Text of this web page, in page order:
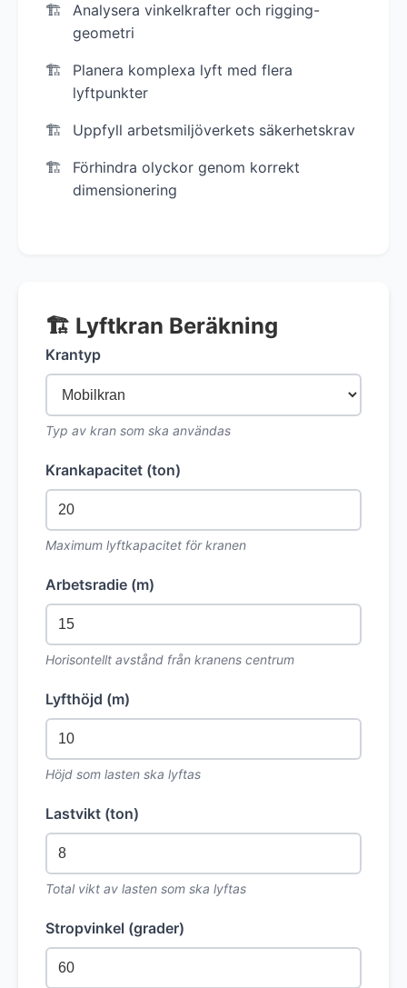
Analysera vinkelkrafter och rigging-
geometri
Planera komplexa lyft med flera
lyftpunkter
Uppfyll arbetsmiljöverkets säkerhetskrav
Förhindra olyckor genom korrekt
dimensionering
🏗️ Lyftkran Beräkning
Krantyp
Typ av kran som ska användas
Krankapacitet (ton)
Maximum lyftkapacitet för kranen
Arbetsradie (m)
Horisontellt avstånd från kranens centrum
Lyfthöjd (m)
Höjd som lasten ska lyftas
Lastvikt (ton)
Total vikt av lasten som ska lyftas
Stropvinkel (grader)